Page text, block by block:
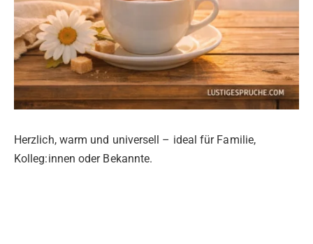
Herzlich, warm und universell – ideal für Familie,
Kolleg:innen oder Bekannte.